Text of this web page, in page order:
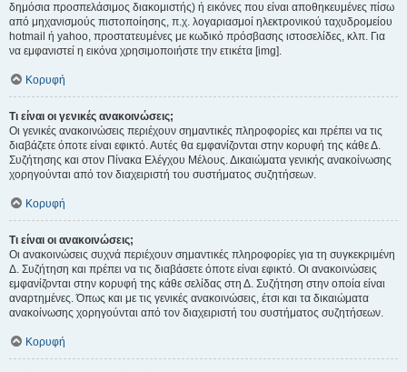
δημόσια προσπελάσιμος διακομιστής) ή εικόνες που είναι αποθηκευμένες πίσω
από μηχανισμούς πιστοποίησης, π.χ. λογαριασμοί ηλεκτρονικού ταχυδρομείου
hotmail ή yahoo, προστατευμένες με κωδικό πρόσβασης ιστοσελίδες, κλπ. Για
να εμφανιστεί η εικόνα χρησιμοποιήστε την ετικέτα [img].
Κορυφή
Τι είναι οι γενικές ανακοινώσεις;
Οι γενικές ανακοινώσεις περιέχουν σημαντικές πληροφορίες και πρέπει να τις
διαβάζετε όποτε είναι εφικτό. Αυτές θα εμφανίζονται στην κορυφή της κάθε Δ.
Συζήτησης και στον Πίνακα Ελέγχου Μέλους. Δικαιώματα γενικής ανακοίνωσης
χορηγούνται από τον διαχειριστή του συστήματος συζητήσεων.
Κορυφή
Τι είναι οι ανακοινώσεις;
Οι ανακοινώσεις συχνά περιέχουν σημαντικές πληροφορίες για τη συγκεκριμένη
Δ. Συζήτηση και πρέπει να τις διαβάσετε όποτε είναι εφικτό. Οι ανακοινώσεις
εμφανίζονται στην κορυφή της κάθε σελίδας στη Δ. Συζήτηση στην οποία είναι
αναρτημένες. Όπως και με τις γενικές ανακοινώσεις, έτσι και τα δικαιώματα
ανακοίνωσης χορηγούνται από τον διαχειριστή του συστήματος συζητήσεων.
Κορυφή